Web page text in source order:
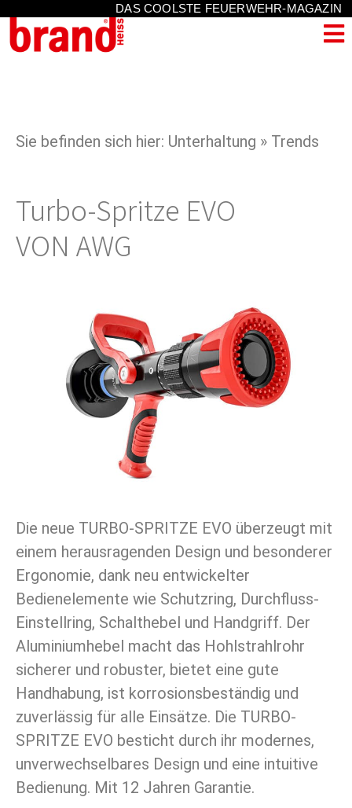
DAS COOLSTE FEUERWEHR-MAGAZIN
Sie befinden sich hier: Unterhaltung » Trends
Turbo-Spritze EVO
VON AWG
Die neue TURBO-SPRITZE EVO überzeugt mit
einem herausragenden Design und besonderer
Ergonomie, dank neu entwickelter
Bedienelemente wie Schutzring, Durchfluss-
Einstellring, Schalthebel und Handgriff. Der
Aluminiumhebel macht das Hohlstrahlrohr
sicherer und robuster, bietet eine gute
Handhabung, ist korrosionsbeständig und
zuverlässig für alle Einsätze. Die TURBO-
SPRITZE EVO besticht durch ihr modernes,
unverwechselbares Design und eine intuitive
Bedienung. Mit 12 Jahren Garantie.